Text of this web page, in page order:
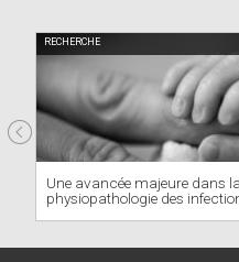
RECHERCHE
Une avancée majeure dans
physiopathologie des